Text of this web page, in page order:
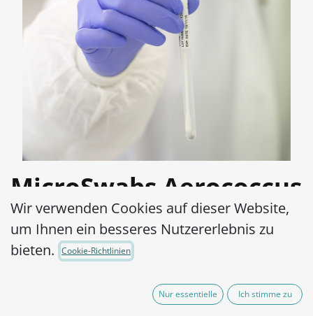
MicroSwabs Aerococcus
viridans ATCC®
700406™
exkl. MwSt.
Wir verwenden Cookies auf dieser Website,
um Ihnen ein besseres Nutzererlebnis zu
bieten.
Cookie-Richtlinien
Nur essentielle Ich stimme zu